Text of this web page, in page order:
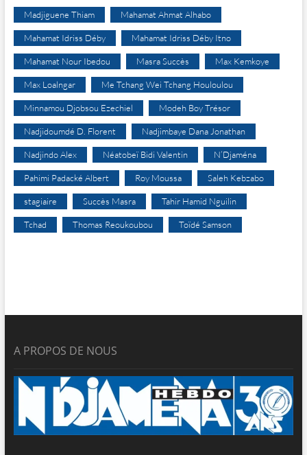
Madjiguene Thiam Mahamat Ahmat Alhabo
Mahamat Idriss Déby Mahamat Idriss Déby Itno
Mahamat Nour Ibedou Masra Succès Max Kemkoye
Max Loalngar Me Tchang Wei Tchang Houloulou
Minnamou Djobsou Ezechiel Modeh Boy Trésor
Nadjidoumdé D. Florent Nadjimbaye Dana Jonathan
Nadjindo Alex Néatobeï Bidi Valentin N’Djaména
Pahimi Padacké Albert Roy Moussa Saleh Kebzabo
stagiaire Succès Masra Tahir Hamid Nguilin
Tchad Thomas Reoukoubou Toïdé Samson
A PROPOS DE NOUS